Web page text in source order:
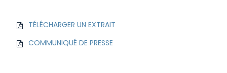
TÉLÉCHARGER UN EXTRAIT
COMMUNIQUÉ DE PRESSE